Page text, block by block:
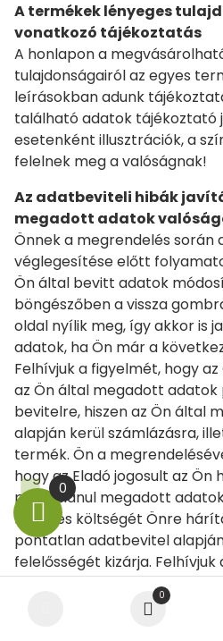
A termékek lényeges
vonatkozó tájékoztatás
A honlapon a
tulajdonságairól az egyes
leírásokban adunk
található adatok tájékoztató
esetenként illusztrációk, a
felelnek meg a valóságnak!
Az adatbeviteli hibák
megadott adatok
Önnek a megrendelés során
véglegesítése előtt
Ön által bevitt adatok
böngészőben a vissza
oldal nyílik meg, így akkor is
adatok, ha Ön már a
Felhívjuk a figyelmét, hogy
az Ön által megadott adatok
bevitelre, hiszen az Ön által
alapján kerül számlázásra,
termék. Ön a
hogy az Eladó jogosult az
pontatlanul megadott
kárát és költségét Önre
pontatlan adatbevitel
felelősségét kizárja.
a rosszul megadott e-mail
tartozó tárhely telítettsége a
0
0